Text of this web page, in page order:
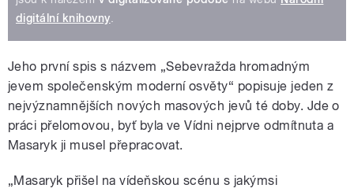
digitální knihovny.
Jeho první spis s názvem „Sebevražda hromadným
jevem společenským moderní osvěty“ popisuje jeden z
nejvýznamnějších nových masových jevů té doby. Jde o
práci přelomovou, byť byla ve Vídni nejprve odmítnuta a
Masaryk ji musel přepracovat.
„Masaryk přišel na vídeňskou scénu s jakýmsi